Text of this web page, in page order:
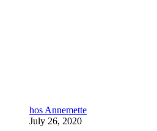
hos Annemette
July 26, 2020